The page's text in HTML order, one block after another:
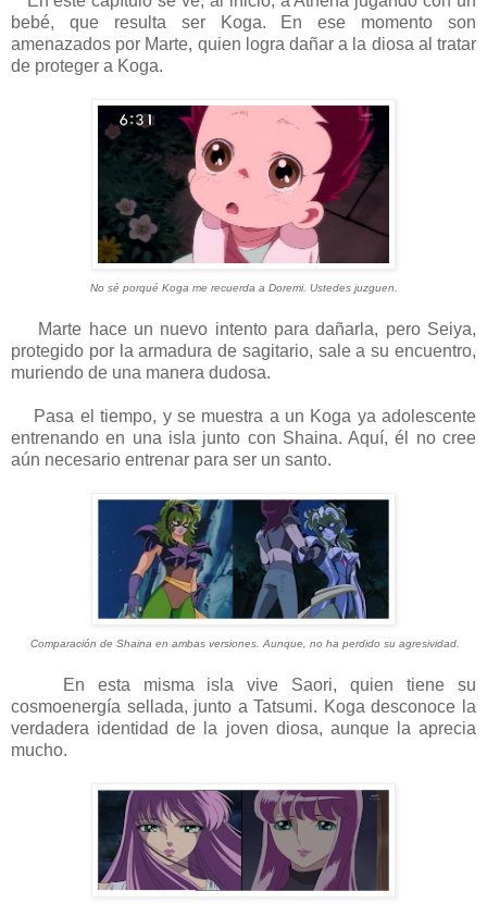
bebé, que resulta ser Koga. En ese momento son
amenazados por Marte, quien logra dañar a la diosa al tratar
de proteger a Koga.
No sé porqué Koga me recuerda a Doremi. Ustedes juzguen.
Marte hace un nuevo intento para dañarla, pero Seiya,
protegido por la armadura de sagitario, sale a su encuentro,
muriendo de una manera dudosa.
Pasa el tiempo, y se muestra a un Koga ya adolescente
entrenando en una isla junto con Shaina. Aquí, él no cree
aún necesario entrenar para ser un santo.
Comparación de Shaina en ambas versiones. Aunque, no ha perdido su agresividad.
En esta misma isla vive Saori, quien tiene su
cosmoenergía sellada, junto a Tatsumi. Koga desconoce la
verdadera identidad de la joven diosa, aunque la aprecia
mucho.